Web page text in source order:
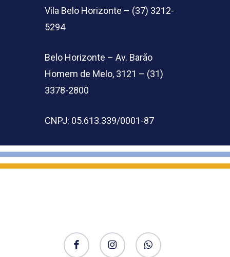
Vila Belo Horizonte – (37) 3212-
5294
Belo Horizonte – Av. Barão
Homem de Melo, 3121 – (31)
3378-2800
CNPJ: 05.613.339/0001-87
facebook instagram whatsapp